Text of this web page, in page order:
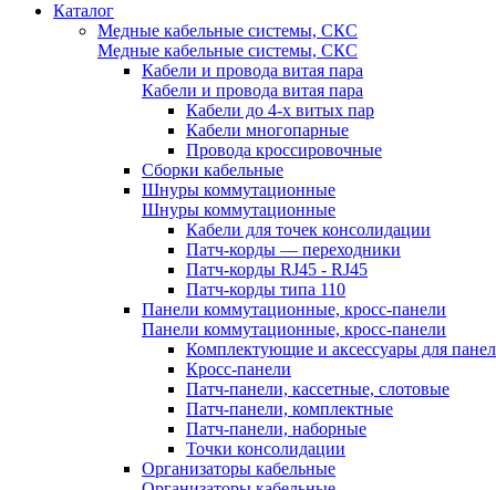
Каталог
Медные кабельные системы, СКС
Медные кабельные системы, СКС
Кабели и провода витая пара
Кабели и провода витая пара
Кабели до 4-х витых пар
Кабели многопарные
Провода кроссировочные
Сборки кабельные
Шнуры коммутационные
Шнуры коммутационные
Кабели для точек консолидации
Патч-корды — переходники
Патч-корды RJ45 - RJ45
Патч-корды типа 110
Панели коммутационные, кросс-панели
Панели коммутационные, кросс-панели
Комплектующие и аксессуары для
Кросс-панели
Патч-панели, кассетные, слотовые
Патч-панели, комплектные
Патч-панели, наборные
Точки консолидации
Организаторы кабельные